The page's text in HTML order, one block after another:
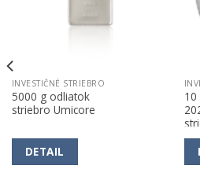
INVESTIČNÉ STRIEBRO
5000 g odliatok
striebro Umicore
DETAIL
10